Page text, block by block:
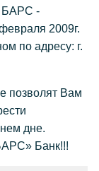
БАРС -
2009г.
по адресу: г.
позволят Вам
дне.
Банк!!!